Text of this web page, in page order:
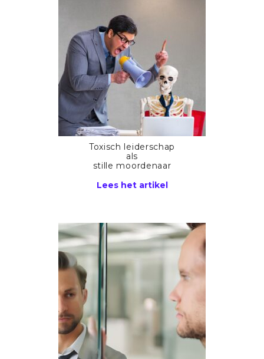
Toxisch leiderschap
als
stille moordenaar
Lees het artikel